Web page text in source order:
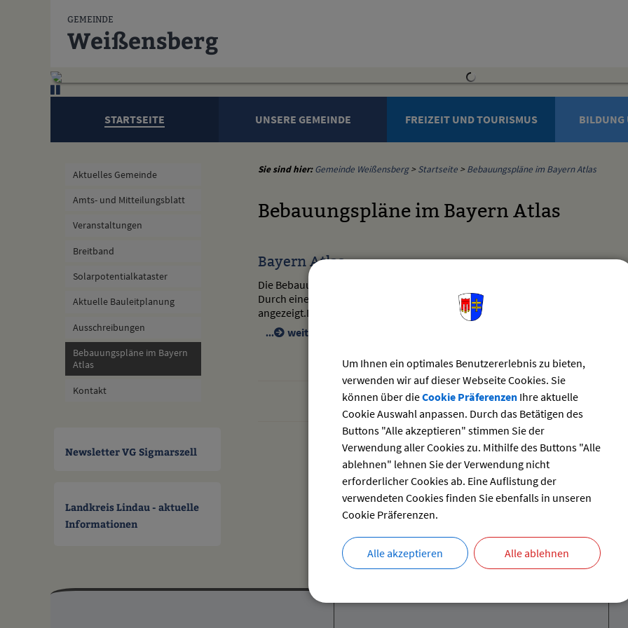
GEMEINDE
Weißensberg
STARTSEITE UNSERE GEMEINDE FREIZEIT UND TOURISMUS BILDUNG
Aktuelles Gemeinde
Amts- und Mitteilungsblatt
Veranstaltungen
Breitband
Solarpotentialkataster
Aktuelle Bauleitplanung
Ausschreibungen
Bebauungspläne im Bayern
Atlas
Kontakt
Newsletter VG Sigmarszell
Landkreis Lindau - aktuelle
Informationen
Sie sind hier: Gemeinde Weißensberg>Startseite >Bebauungspläne im Bayern Atlas
Bebauungspläne im Bayern Atlas
Bayern Atlas
Die Bebauungspläne können auch im Bayern Atlas eingesehen werden. Die
Durch einen Klick in den Geltungsbereich auf der Karte werden Plan- und
angezeigt.Den Atlas können sie mit dem Link unten öffnen.
weiterlesen
Um Ihnen ein optimales Benutzererlebnis zu bieten,
verwenden wir auf dieser Webseite Cookies. Sie
können über dieCookie PräferenzenIhre aktuelle
Cookie Auswahl anpassen. Durch das Betätigen des
Buttons "Alle akzeptieren" stimmen Sie der
Verwendung aller Cookies zu. Mithilfe des Buttons "Alle
ablehnen" lehnen Sie der Verwendung nicht
erforderlicher Cookies ab. Eine Auflistung der
verwendeten Cookies finden Sie ebenfalls in unseren
Cookie Präferenzen.
Alle akzeptieren Alle ablehnen